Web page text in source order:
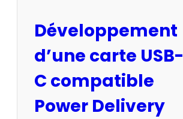
u
r
s
m
p
Développement
d’une carte USB-
C compatible
Power Delivery